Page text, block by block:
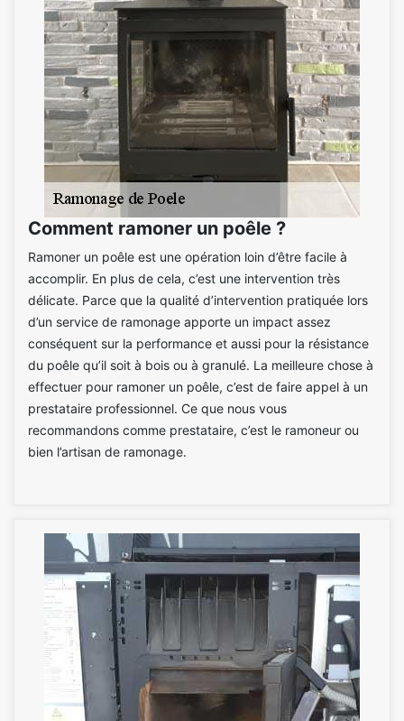
Comment ramoner un poêle ?
Ramoner un poêle est une opération loin d’être facile à
accomplir. En plus de cela, c’est une intervention très
délicate. Parce que la qualité d’intervention pratiquée lors
d’un service de ramonage apporte un impact assez
conséquent sur la performance et aussi pour la résistance
du poêle qu’il soit à bois ou à granulé. La meilleure chose à
effectuer pour ramoner un poêle, c’est de faire appel à un
prestataire professionnel. Ce que nous vous
recommandons comme prestataire, c’est le ramoneur ou
bien l’artisan de ramonage.